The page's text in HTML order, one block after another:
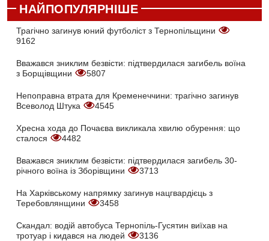
НАЙПОПУЛЯРНІШЕ
Трагічно загинув юний футболіст з Тернопільщини
9162
Вважався зниклим безвісти: підтвердилася загибель воїна
з Борщівщини
5807
Непоправна втрата для Кременеччини: трагічно загинув
Всеволод Штука
4545
Хресна хода до Почаєва викликала хвилю обурення: що
сталося
4482
Вважався зниклим безвісти: підтвердилася загибель 30-
річного воїна із Зборівщини
3713
На Харківському напрямку загинув нацгвардієць з
Теребовлянщини
3458
Скандал: водій автобуса Тернопіль-Гусятин виїхав на
тротуар і кидався на людей
3136